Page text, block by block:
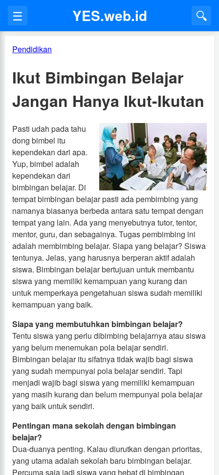
☰ YES.web.id 🔍
Pendidikan
Ikut Bimbingan Belajar
Jangan Hanya Ikut-Ikutan
Pasti udah pada tahu
dong bimbel itu
kependekan dari apa.
Yup, bimbel adalah
kependekan dari
bimbingan belajar. Di
tempat bimbingan belajar pasti ada pembimbing yang
namanya biasanya berbeda antara satu tempat dengan
tempat yang lain. Ada yang menyebutnya tutor, tentor,
mentor, guru, dan sebagainya. Tugas pembimbing ini
adalah membimbing belajar. Siapa yang belajar? Siswa
tentunya. Jelas, yang harusnya berperan aktif adalah
siswa. Bimbingan belajar bertujuan untuk membantu
siswa yang memiliki kemampuan yang kurang dan
untuk memperkaya pengetahuan siswa sudah memiliki
kemampuan yang baik.
Siapa yang membutuhkan bimbingan belajar?
Tentu siswa yang perlu dibimbing belajarnya atau siswa
yang belum menemukan pola belajar sendiri.
Bimbingan belajar itu sifatnya tidak wajib bagi siswa
yang sudah mempunyai pola belajar sendiri. Tapi
menjadi wajib bagi siswa yang memiliki kemampuan
yang masih kurang dan belum mempunyai pola belajar
yang baik untuk sendiri.
Pentingan mana sekolah dengan bimbingan
belajar?
Dua-duanya penting. Kalau diurutkan dengan prioritas,
yang utama adalah sekolah baru bimbingan belajar.
Percuma saja jadi siswa yang hebat di bimbingan